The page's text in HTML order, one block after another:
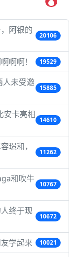
阿银的
20106
啊啊！ 19529
人未受邀
15885
安卡亮相
14610
璟和，
11262
和吹牛
10767
终于现
10672
学起来 10021